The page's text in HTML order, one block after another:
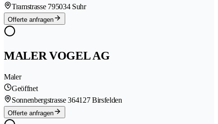
Tramstrasse 795034 Suhr
Offerte anfragen
MALER VOGEL AG
Maler
Geöffnet
Sonnenbergstrasse 364127 Birsfelden
Offerte anfragen